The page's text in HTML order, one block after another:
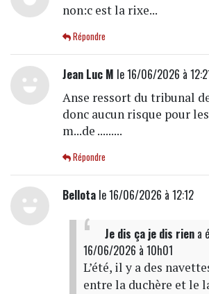
non:c est la rixe...
Répondre
Jean Luc M le 16/06/2026 à
Anse ressort du tribunal
donc aucun risque pour
m...de .........
Répondre
Bellotale 16/06/2026 à 12:12
Je dis ça je dis riena
16/06/2026 à 10h01
L’été, il y a des
entre la duchère et le